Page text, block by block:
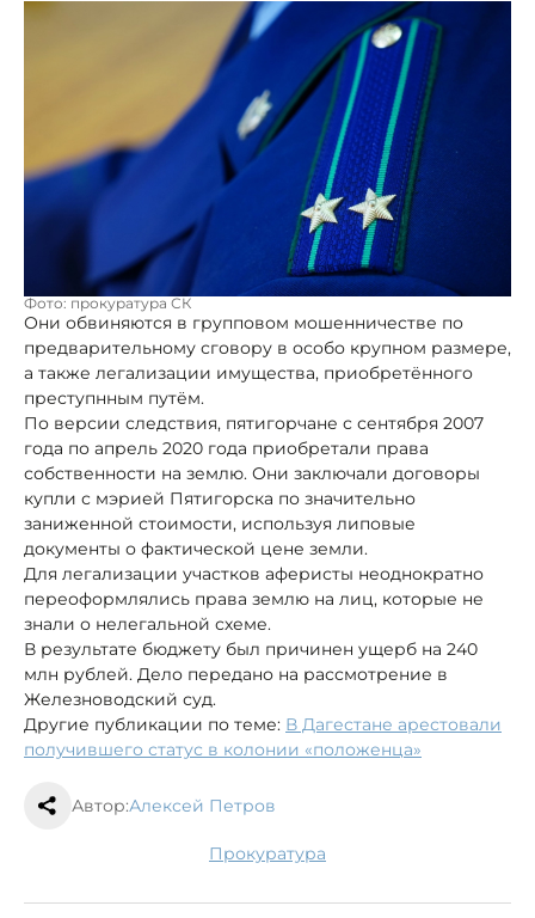
Фото: прокуратура СК
Они обвиняются в групповом мошенничестве по
предварительному сговору в особо крупном размере,
а также легализации имущества, приобретённого
преступнным путём.
По версии следствия, пятигорчане с сентября 2007
года по апрель 2020 года приобретали права
собственности на землю. Они заключали договоры
купли с мэрией Пятигорска по значительно
заниженной стоимости, используя липовые
документы о фактической цене земли.
Для легализации участков аферисты неоднократно
переоформлялись права землю на лиц, которые не
знали о нелегальной схеме.
В результате бюджету был причинен ущерб на 240
млн рублей. Дело передано на рассмотрение в
Железноводский суд.
Другие публикации по теме: В Дагестане арестовали
получившего статус в колонии «положенца»
Автор:Алексей Петров
прокуратура